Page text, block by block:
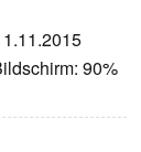
90%